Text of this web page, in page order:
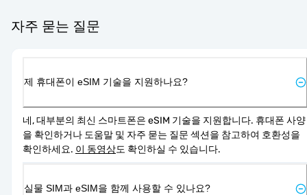
자주 묻는 질문
제 휴대폰이 eSIM 기술을 지원하나요?
네, 대부분의 최신 스마트폰은 eSIM 기술을 지원합니다. 휴대폰 사양
을 확인하거나 도움말 및 자주 묻는 질문 섹션을 참고하여 호환성을
확인하세요. 이 동영상도 확인하실 수 있습니다.
실물 SIM과 eSIM을 함께 사용할 수 있나요?